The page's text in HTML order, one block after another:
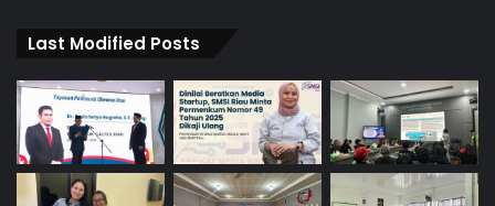
Last Modified Posts